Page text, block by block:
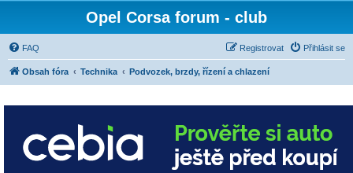
Opel Corsa forum - club
FAQ Přihlásit se
Registrovat
Obsah fóra Technika Podvozek, brzdy, řízení a chlazení